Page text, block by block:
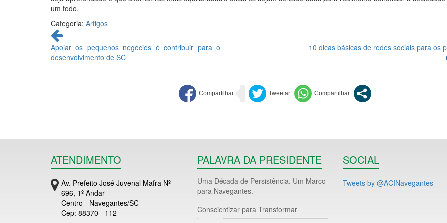
um todo.
Categoria: Artigos
Continue
lendo
Apoiar os pequenos negócios é contribuir para o
desenvolvimento de SC
10 dicas básicas de redes sociais para os
ATENDIMENTO
Av. Prefeito José Juvenal Mafra Nº
696, 1º Andar
Centro - Navegantes/SC
Cep: 88370 - 112
PALAVRA DA PRESIDENTE
Uma Década de Persistência. Um Marco
para Navegantes.
Conscientizar para Transformar
SOCIAL
Tweets by @ACINavegantes